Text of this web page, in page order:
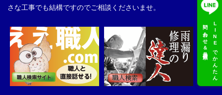
LINEでかんたん
問い合わせ＆見積依頼
さな工事でも結構ですのでご相談くださいませ。